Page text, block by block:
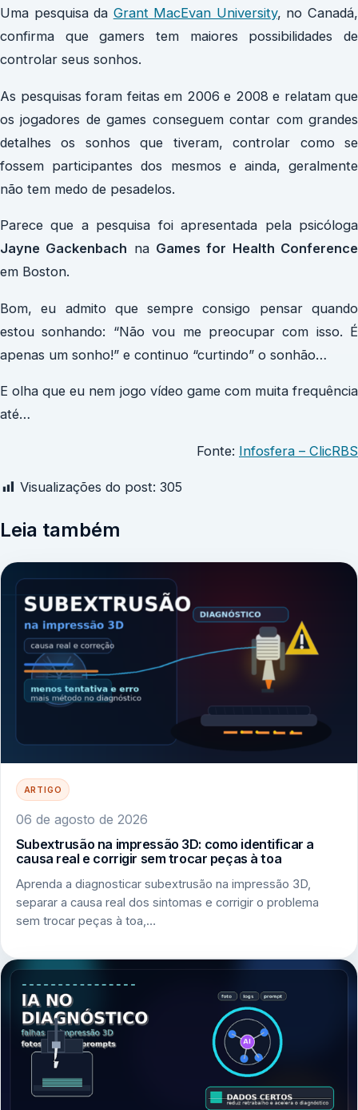
Uma pesquisa da Grant MacEvan University, no Canadá,
confirma que gamers tem maiores possibilidades de
controlar seus sonhos.
As pesquisas foram feitas em 2006 e 2008 e relatam que
os jogadores de games conseguem contar com grandes
detalhes os sonhos que tiveram, controlar como se
fossem participantes dos mesmos e ainda, geralmente
não tem medo de pesadelos.
Parece que a pesquisa foi apresentada pela psicóloga
Jayne Gackenbach na Games for Health Conference
em Boston.
Bom, eu admito que sempre consigo pensar quando
estou sonhando: “Não vou me preocupar com isso. É
apenas um sonho!” e continuo “curtindo” o sonhão…
E olha que eu nem jogo vídeo game com muita frequência
até…
Fonte: Infosfera – ClicRBS
Visualizações do post: 305
Leia também
ARTIGO
06 de agosto de 2026
Subextrusão na impressão 3D: como identificar a
causa real e corrigir sem trocar peças à toa
Aprenda a diagnosticar subextrusão na impressão 3D,
separar a causa real dos sintomas e corrigir o problema
sem trocar peças à toa,…